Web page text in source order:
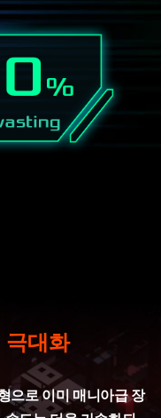
극대화
으로 이미 매니아급 장